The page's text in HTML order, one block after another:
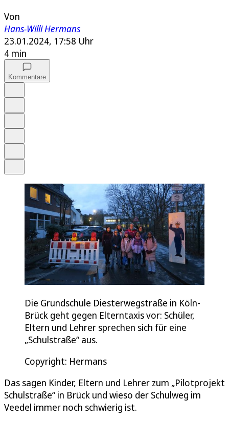
Von
Hans-Willi Hermans
23.01.2024, 17:58 Uhr
4 min
Kommentare
Die Grundschule Diesterwegstraße in Köln-
Brück geht gegen Elterntaxis vor: Schüler,
Eltern und Lehrer sprechen sich für eine
„Schulstraße“ aus.
Copyright: Hermans
Das sagen Kinder, Eltern und Lehrer zum „Pilotprojekt
Schulstraße“ in Brück und wieso der Schulweg im
Veedel immer noch schwierig ist.